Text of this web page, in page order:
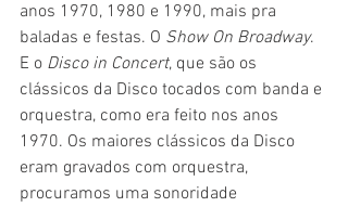
anos 1970, 1980 e 1990, mais pra
baladas e festas. O Show On Broadway.
E o Disco in Concert, que são os
clássicos da Disco tocados com banda e
orquestra, como era feito nos anos
1970. Os maiores clássicos da Disco
eram gravados com orquestra,
procuramos uma sonoridade